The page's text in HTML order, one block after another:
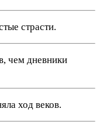
страсти.
чем дневники
ход веков.